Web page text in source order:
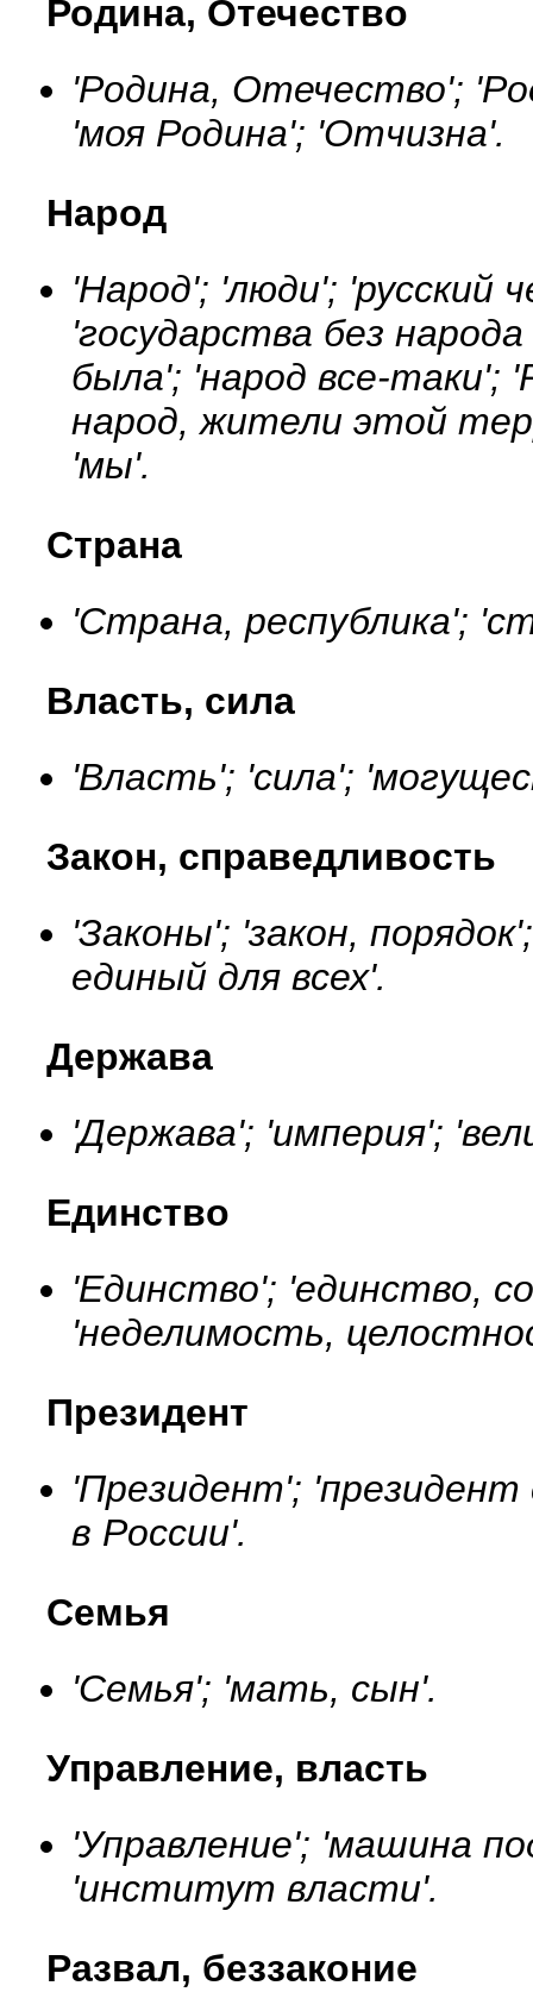
Родина, Отечество
'Родина, Отечество';
'моя Родина'; 'Отчизна'.
Народ
'Народ'; 'люди'; 'русский
'государства без
была'; 'народ все-таки';
народ, жители этой
'мы'.
Страна
'Страна, республика';
Власть, сила
'Власть'; 'сила';
Закон, справедливость
'Законы'; 'закон,
единый для всех'.
Держава
'Держава'; 'империя';
Единство
'Единство'; 'единство,
'неделимость,
Президент
'Президент';
в России'.
Семья
'Семья'; 'мать, сын'.
Управление, власть
'Управление'; 'машина
'институт власти'.
Развал, беззаконие